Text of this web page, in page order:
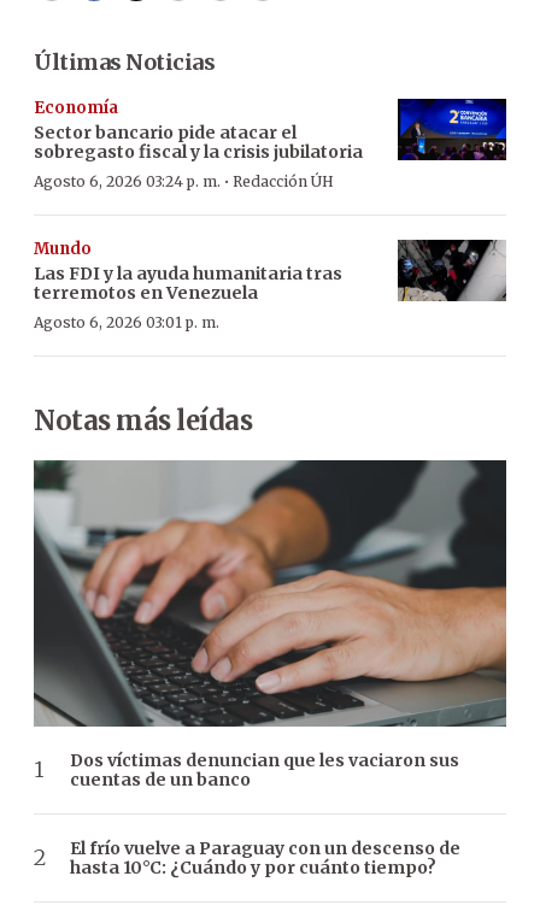
Últimas Noticias
Economía
Sector bancario pide atacar el
sobregasto fiscal y la crisis jubilatoria
Agosto 6, 2026 03:24 p. m. · Redacción ÚH
Mundo
Las FDI y la ayuda humanitaria tras
terremotos en Venezuela
Agosto 6, 2026 03:01 p. m.
Notas más leídas
Dos víctimas denuncian que les vaciaron sus
cuentas de un banco
El frío vuelve a Paraguay con un descenso de
hasta 10°C: ¿Cuándo y por cuánto tiempo?